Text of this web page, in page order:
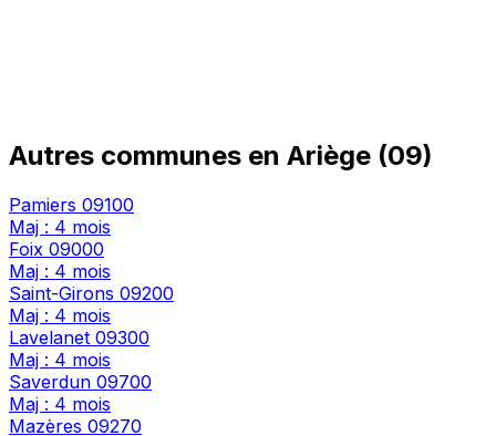
Autres communes en Ariège (09)
Pamiers 09100
Maj : 4 mois
Foix 09000
Maj : 4 mois
Saint-Girons 09200
Maj : 4 mois
Lavelanet 09300
Maj : 4 mois
Saverdun 09700
Maj : 4 mois
Mazères 09270